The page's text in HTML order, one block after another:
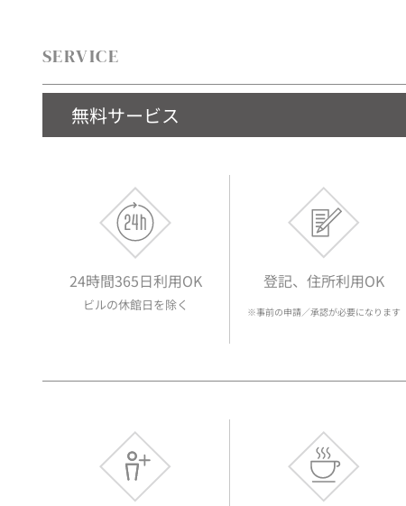
SERVICE
無料サービス
24時間365日利用OK
ビルの休館日を除く
登記、住所利用OK
※事前の申請／承認が必要になります